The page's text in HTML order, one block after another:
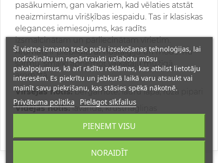
pasākumiem, gan vakariem, kad vēlaties atstāt
neaizmirstamu vīrišķības iespaidu. Tas ir klasiskas
elegances iemiesojums, kas radīts
Aromāts ir piepildīts ar nostalģiju un modernu
šarmu, smalki apņemot valkātāju mūžīgā
aromātā.
Virsējās notis:bergamote, lauru lapa, rozā pipari
Vidējās notis:lavanda, krustnagliņas
ciedrs, dzintars, sandalkoks
Šī vietne izmanto trešo pušu izsekošanas tehnoloģijas, lai
nodrošinātu un nepārtraukti uzlabotu mūsu
pakalpojumus, kā arī rādītu reklāmas, kas atbilst lietotāju
interesēm. Es piekrītu un jebkurā laikā varu atsaukt vai
mainīt savu piekrišanu, kas stāsies spēkā nākotnē.
Privātuma politika Pielāgot sīkfailus
NORAIDĪT
PIEŅEMT VISU